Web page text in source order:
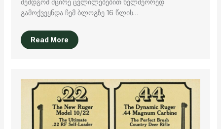
შემდგომ მცირე ცვლილებებით ხელმეორედ
გამოქვეყნდა ჩემ ბლოგზე 16 წლის…
Read More